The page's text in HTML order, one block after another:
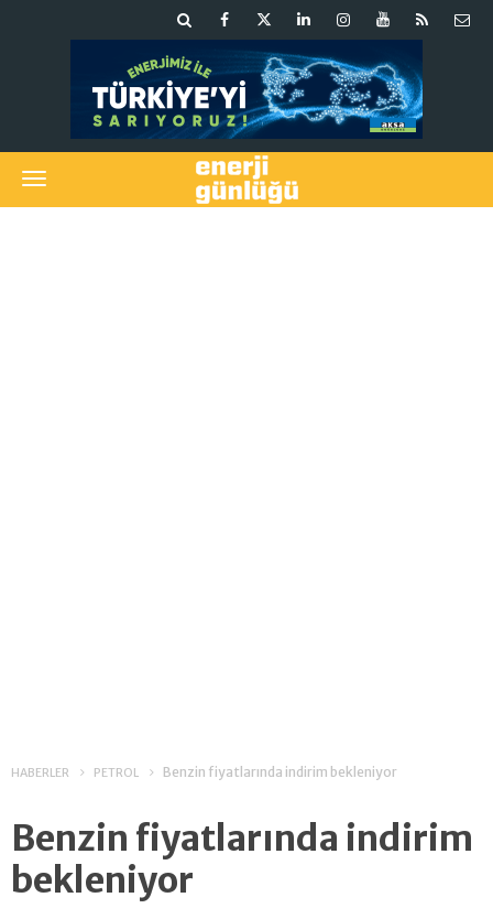
HABERLER PETROL Benzin fiyatlarında indirim bekleniyor
Benzin fiyatlarında indirim
bekleniyor